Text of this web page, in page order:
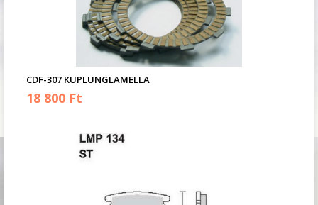
CDF-307 KUPLUNGLAMELLA
18 800 Ft